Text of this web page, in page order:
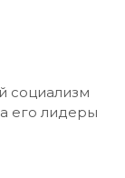
социализм
его лидеры